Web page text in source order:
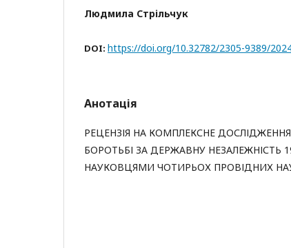
Людмила Стрільчук
DOI: https://doi.org/10.32782/2305-9389/
Анотація
РЕЦЕНЗІЯ НА КОМПЛЕКСНЕ
БОРОТЬБІ ЗА ДЕРЖАВНУ НЕЗАЛЕЖНІСТЬ
НАУКОВЦЯМИ ЧОТИРЬОХ ПРОВІДНИХ